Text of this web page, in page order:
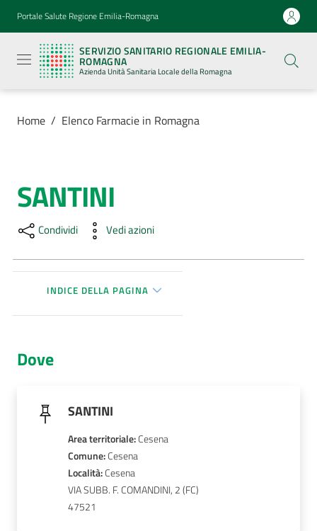
Vai al contenuto
Vai alla navigazione
Vai al footer
Portale Salute Regione Emilia-Romagna
SERVIZIO SANITARIO REGIONALE EMILIA-
ROMAGNA
Azienda Unità Sanitaria Locale della Romagna
Sanitario
Regionale
Emilia-
Romagna
Azienda
Sanitaria
Locale della
Azienda
Servizi
Luoghi
Comunica
Home / Elenco Farmacie in Romagna
Salta al contenuto
SANTINI
Condividi Vedi azioni
INDICE DELLA PAGINA
Dove
SANTINI
Area territoriale:Cesena
Comune: Cesena
Località: Cesena
VIA SUBB. F. COMANDINI, 2
47521